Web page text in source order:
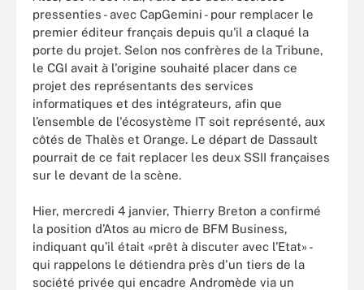
pressenties - avec CapGemini - pour remplacer le
premier éditeur français depuis qu'il a claqué la
porte du projet. Selon nos confrères de la Tribune,
le CGI avait à l'origine souhaité placer dans ce
projet des représentants des services
informatiques et des intégrateurs, afin que
l’ensemble de l'écosystème IT soit représenté, aux
côtés de Thalès et Orange. Le départ de Dassault
pourrait de ce fait replacer les deux SSII françaises
sur le devant de la scène.
Hier, mercredi 4 janvier, Thierry Breton a confirmé
la position d’Atos au micro de BFM Business,
indiquant qu’il était «prêt à discuter avec l’Etat» -
qui rappelons le détiendra près d'un tiers de la
société privée qui encadre Andromède via un